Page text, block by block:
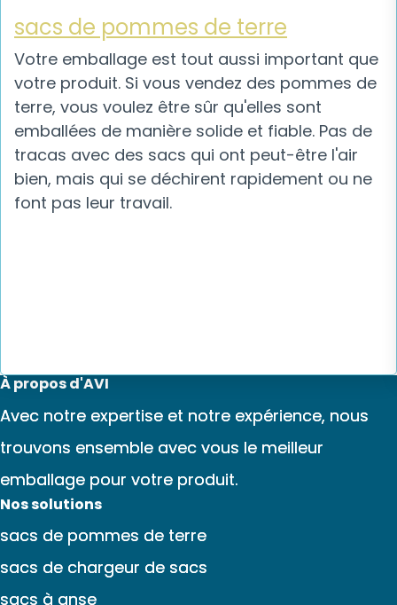
sacs de pommes de terre
Votre emballage est tout aussi important que
votre produit. Si vous vendez des pommes de
terre, vous voulez être sûr qu'elles sont
emballées de manière solide et fiable. Pas de
tracas avec des sacs qui ont peut-être l'air
bien, mais qui se déchirent rapidement ou ne
font pas leur travail.
À propos d'AVI
Avec notre expertise et notre expérience, nous
trouvons ensemble avec vous le meilleur
emballage pour votre produit.
Nos solutions
sacs de pommes de terre
sacs de chargeur de sacs
sacs à anse